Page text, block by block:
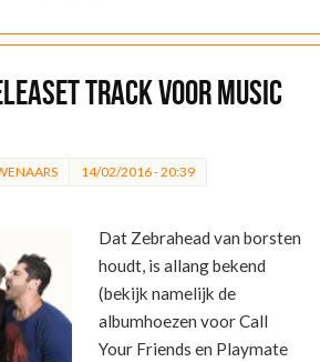
track voor Music
14/02/2016 - 20:39
Dat Zebrahead van borsten
houdt, is allang bekend
(bekijk namelijk de
albumhoezen voor Call
Your Friends en Playmate